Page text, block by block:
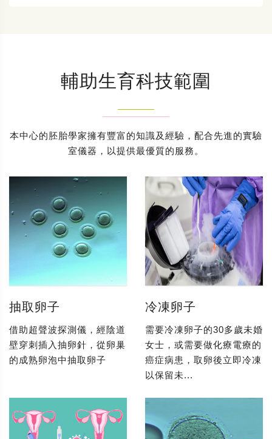
輔助生育科技範圍
本中心的胚胎學家擁有豐富的知識及經驗，配合先進的實驗
室儀器，以提供最優質的服務。
抽取卵子
借助超聲波探測儀，經陰道
壁穿刺插入抽卵針，從卵巢
的成熟卵泡中抽取卵子
冷凍卵子
需要冷凍卵子的30多歲未婚
女士，或需要做化療電療的
癌症病患，取卵後立即冷凍
以保留未...